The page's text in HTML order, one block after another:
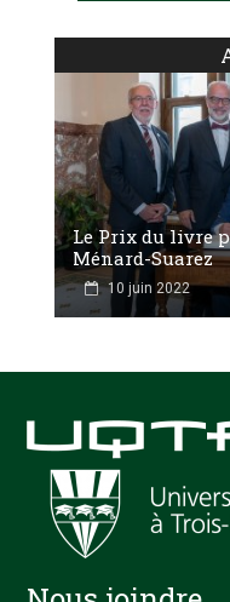
Le Prix du livre
Ménard-Suarez
10 juin 2022